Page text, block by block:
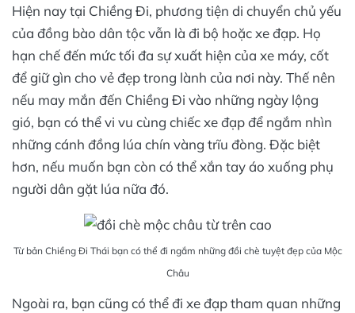
Hiện nay tại Chiềng Đi, phương tiện di chuyển chủ yếu
của đồng bào dân tộc vẫn là đi bộ hoặc xe đạp. Họ
hạn chế đến mức tối đa sự xuất hiện của xe máy, cốt
để giữ gìn cho vẻ đẹp trong lành của nơi này. Thế nên
nếu may mắn đến Chiềng Đi vào những ngày lộng
gió, bạn có thể vi vu cùng chiếc xe đạp để ngắm nhìn
những cánh đồng lúa chín vàng trĩu đòng. Đặc biệt
hơn, nếu muốn bạn còn có thể xắn tay áo xuống phụ
người dân gặt lúa nữa đó.
Từ bản Chiềng Đi Thái bạn có thể đi ngắm những đồi chè tuyệt đẹp của Mộc
Châu
Ngoài ra, bạn cũng có thể đi xe đạp tham quan những